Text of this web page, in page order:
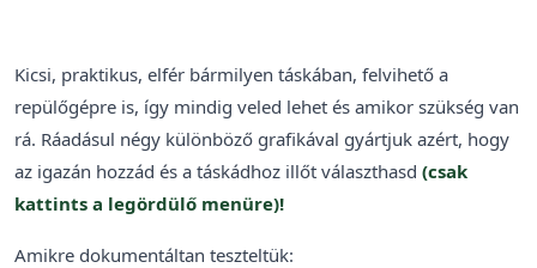
Kicsi, praktikus, elfér bármilyen táskában, felvihető a
repülőgépre is, így mindig veled lehet és amikor szükség van
rá. Ráadásul négy különböző grafikával gyártjuk azért, hogy
az igazán hozzád és a táskádhoz illőt választhasd (csak
kattints a legördülő menüre)!
Amikre dokumentáltan teszteltük: